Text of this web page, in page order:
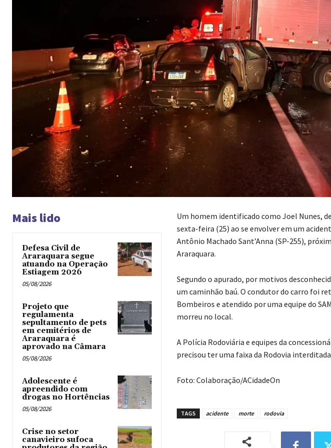
Mais lido
Defesa Civil de
Araraquara segue
atuando na Operação
Estiagem 2026
05/08/2026
Projeto que
regulamenta
sepultamento de pets
em cemitérios de
Araraquara é
aprovado na Câmara
05/08/2026
Adolescente é
apreendido com
drogas no Hortências ‎
05/08/2026
Crise no setor
canavieiro sufoca
Um homem identificado como Joel Nunes,
sexta-feira (25) ao se envolver em um
Antônio Machado Sant’Anna (SP-255),
Araraquara.
Segundo o apurado, por motivos
um caminhão baú. O condutor do carro foi
Bombeiros e atendido por uma equipe do
morreu no local.
A Polícia Rodoviária e equipes da
precisou ter uma faixa da Rodovia
Foto: Colaboração/ACidadeOn
TAGS acidente morte rodovia